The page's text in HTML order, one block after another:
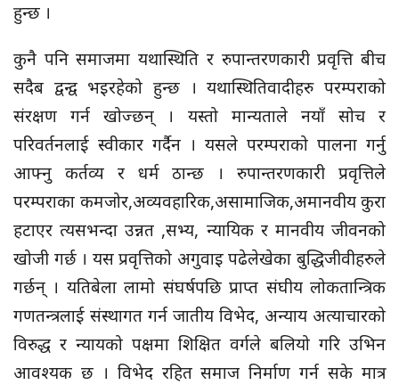
हुन्छ ।
कुनै पनि समाजमा यथास्थिति र रुपान्तरणकारी प्रवृत्ति बीच
सदैब द्वन्द्व भइरहेको हुन्छ । यथास्थितिवादीहरु परम्पराको
संरक्षण गर्न खोज्छन् । यस्तो मान्यताले नयाँ सोच र
परिवर्तनलाई स्वीकार गर्दैन । यसले परम्पराको पालना गर्नु
आफ्नु कर्तव्य र धर्म ठान्छ । रुपान्तरणकारी प्रवृत्तिले
परम्पराका कमजोर,अव्यवहारिक,असामाजिक,अमानवीय कुरा
हटाएर त्यसभन्दा उन्नत ,सभ्य, न्यायिक र मानवीय जीवनको
खोजी गर्छ । यस प्रवृत्तिको अगुवाइ पढेलेखेका बुद्धिजीवीहरुले
गर्छन् । यतिबेला लामो संघर्षपछि प्राप्त संघीय लोकतान्त्रिक
गणतन्त्रलाई संस्थागत गर्न जातीय विभेद, अन्याय अत्याचारको
विरुद्ध र न्यायको पक्षमा शिक्षित वर्गले बलियो गरि उभिन
आवश्यक छ । विभेद रहित समाज निर्माण गर्न सके मात्र